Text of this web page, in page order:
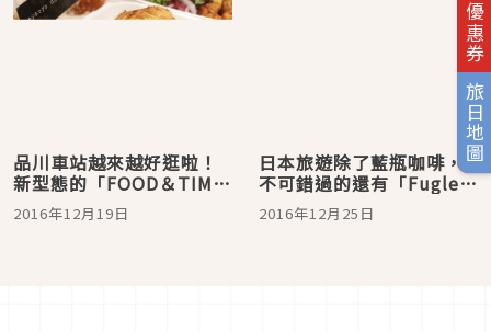
旅日地圖
品川車站越來越好逛啦！
新型態的「FOOD＆TIME
ISETAN」享受多重「食」
的樂趣！藍瓶咖啡也在
2016年12月19日
日本旅遊除了藍瓶咖啡，
不可錯過的還有「Fuglen
Tokyo 」
2016年12月25日